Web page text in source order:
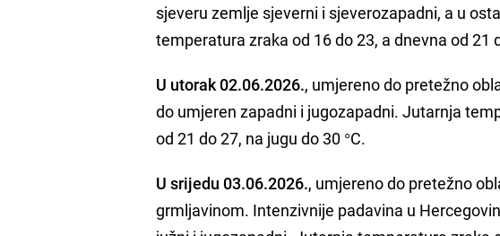
sjeveru zemlje sjeverni i sjeverozapadni, a u
temperatura zraka od 16 do 23, a dnevna od 21
U utorak 02.06.2026., umjereno do pretežno
do umjeren zapadni i jugozapadni. Jutarnja
od 21 do 27, na jugu do 30 °C.
U srijedu 03.06.2026., umjereno do pretežno
grmljavinom. Intenzivnije padavina u